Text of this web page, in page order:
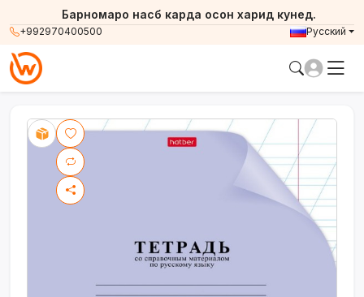
+992970400500
Барномаро насб карда осон харид кунед.
Русский